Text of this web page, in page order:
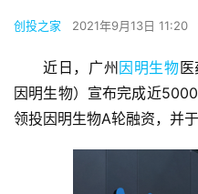
创投之家 2021年9月13日 11:20
近日，广州 因明生物
因明生物）宣布完成近
领投因明生物A轮融资，并